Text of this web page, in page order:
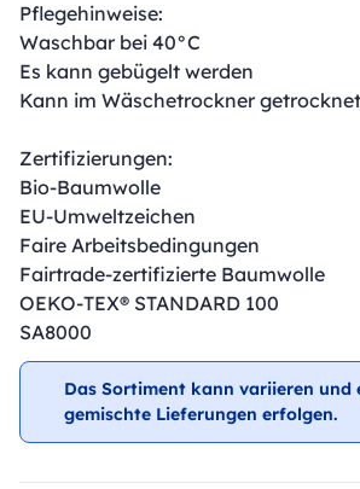
Pflegehinweise:
Waschbar bei 40°C
Es kann gebügelt werden
Kann im Wäschetrockner
Zertifizierungen:
Bio-Baumwolle
EU-Umweltzeichen
Faire Arbeitsbedingungen
Fairtrade-zertifizierte Baumwolle
OEKO-TEX® STANDARD 100
SA8000
Das Sortiment kann variieren und
gemischte Lieferungen erfolgen.